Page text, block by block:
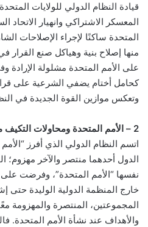
قيادة النظام الدولي للولايات
المعسكر الاشتراكي وانهيار الاتحاد
المتحدة ساكنًا لإجراء الإصلاحات
منها إصلاح بنية وهياكل صنع القرار
على الأمم المتحدة مشلولة الإرادة
كحامل أختام يضفي الشرعية على
وتعكس موازين القوة الجديدة في
2 – الأمم المتحدة ومحاولات التكيف مع تحولات النظام الدولي:
اتسم النظام الدولي الذي أفرز
الدول أحدهما منتصر والآخر
نفسها “الأمم المتحدة”، وفرضت
خارج المنظمة الدولية الوليدة حتى
المجموعتين، المنتصرة والمهزومة
والأهداف عند نشأة الأمم المتحدة.